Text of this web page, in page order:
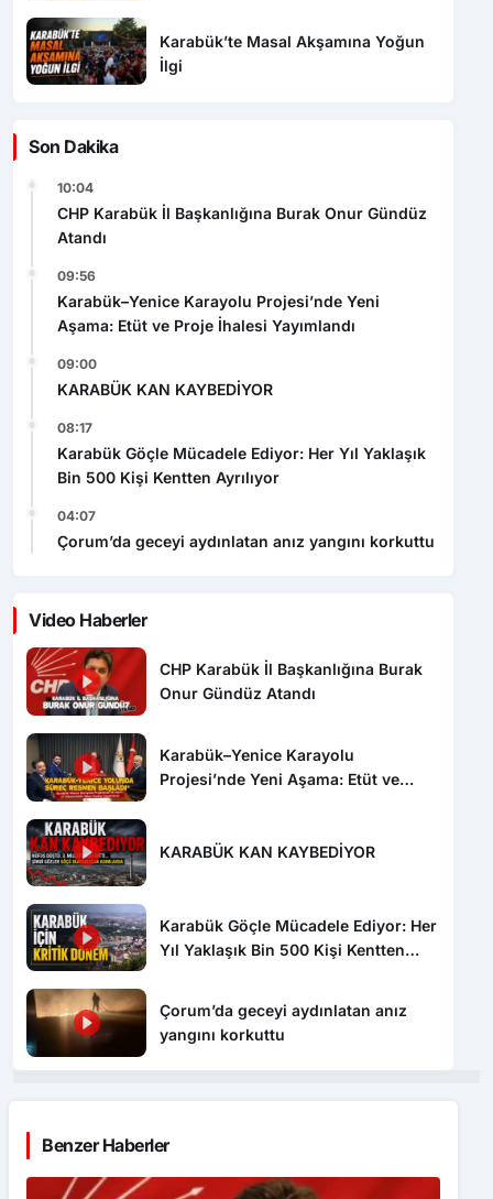
Karabük’te Masal Akşamına Yoğun
İlgi
Son Dakika
10:04
CHP Karabük İl Başkanlığına Burak Onur Gündüz
Atandı
09:56
Karabük–Yenice Karayolu Projesi’nde Yeni
Aşama: Etüt ve Proje İhalesi Yayımlandı
09:00
KARABÜK KAN KAYBEDİYOR
08:17
Karabük Göçle Mücadele Ediyor: Her Yıl Yaklaşık
Bin 500 Kişi Kentten Ayrılıyor
04:07
Çorum’da geceyi aydınlatan anız yangını korkuttu
Video Haberler
CHP Karabük İl Başkanlığına Burak
Onur Gündüz Atandı
Karabük–Yenice Karayolu
Projesi’nde Yeni Aşama: Etüt ve
KARABÜK KAN KAYBEDİYOR
Karabük Göçle Mücadele Ediyor: Her
Yıl Yaklaşık Bin 500 Kişi Kentten
Çorum’da geceyi aydınlatan anız
yangını korkuttu
Benzer Haberler